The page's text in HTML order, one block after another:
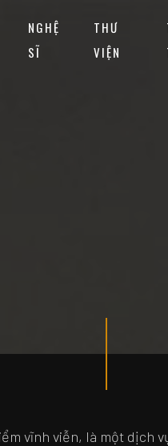
NGHỆ
SĨ
THƯ
VIỆN
vĩnh viễn, là một dịch